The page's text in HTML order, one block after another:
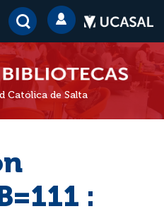
Católica de Salta
: